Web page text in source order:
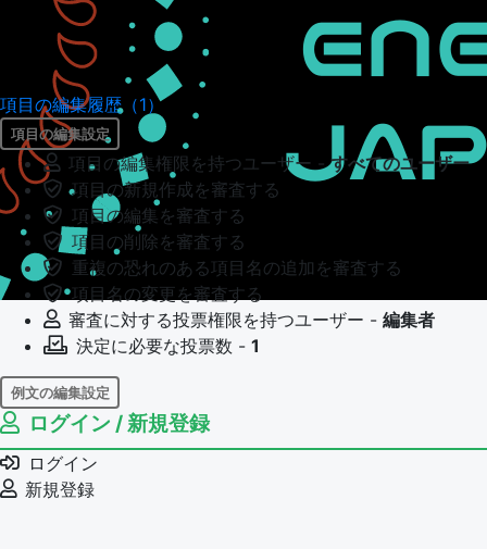
項目の編集履歴（1）
項目の編集設定
項目の編集権限を持つユーザー -すべてのユーザー
項目の新規作成を審査する
項目の編集を審査する
項目の削除を審査する
重複の恐れのある項目名の追加を審査する
項目名の変更を審査する
審査に対する投票権限を持つユーザー - 編集者
決定に必要な投票数 - 1
例文の編集設定
例文の編集権限を持つユーザー -
例文の編集を審査する
例文の削除を審査する
審査に対する投票権限を持つユーザー -
ログイン / 新規登録
ログイン
新規登録